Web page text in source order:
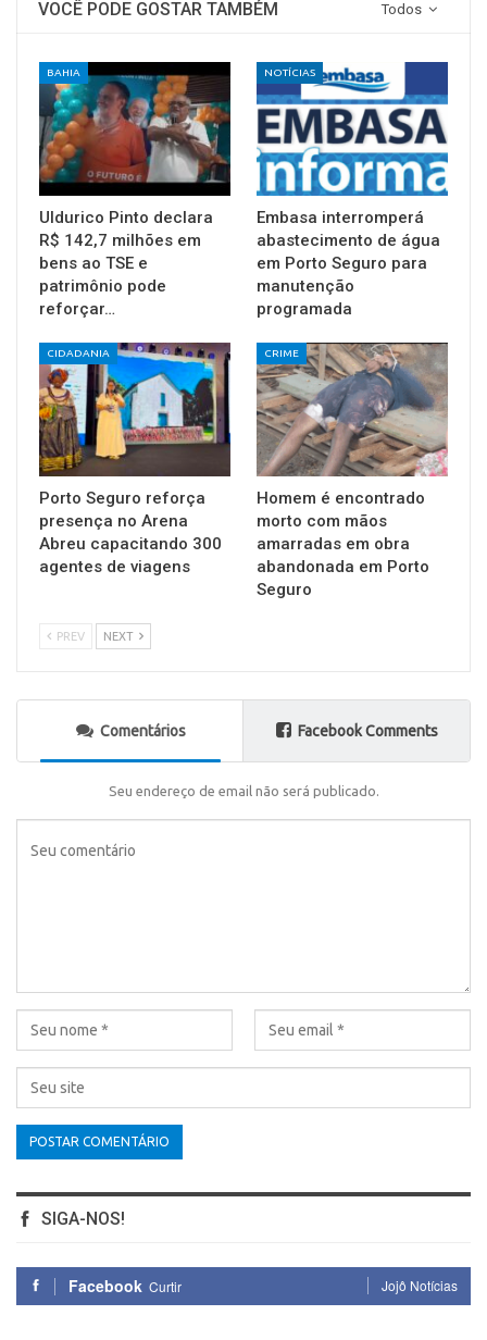
Todos
VOCÊ PODE GOSTAR TAMBÉM
BAHIA
Uldurico Pinto declara
R$ 142,7 milhões em
bens ao TSE e
patrimônio pode
reforçar…
NOTÍCIAS
Embasa interromperá
abastecimento de água
em Porto Seguro para
manutenção
programada
CIDADANIA
Porto Seguro reforça
presença no Arena
Abreu capacitando 300
agentes de viagens
CRIME
Homem é encontrado
morto com mãos
amarradas em obra
abandonada em Porto
Seguro
PREV NEXT
Comentários Facebook Comments
Seu endereço de email não será publicado.
SIGA-NOS!
Facebook Curtir Jojô Notícias